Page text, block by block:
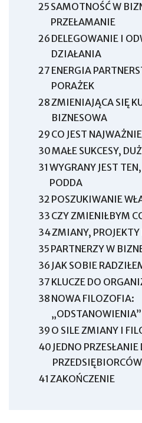
25 SAMOTNOŚĆ W
PRZEŁAMANIE
26 DELEGOWANIE I
DZIAŁANIA
27 ENERGIA
PORAŻEK
28ZMIENIAJĄCA SIĘ
BIZNESOWA
29 CO JEST
30MAŁE SUKCESY,
31 WYGRANY JEST
PODDA
32 POSZUKIWANIE
33 CZY ZMIENIŁBYM
34ZMIANY,
35 PARTNERZY W
36 JAK SOBIE
37 KLUCZE DO
38 NOWA FILOZOFIA:
„ODSTANOWIENIA”
39 O SILE ZMIANY I
40 JEDNO PRZESŁANIE
PRZEDSIĘBIORCÓW
41 ZAKOŃCZENIE